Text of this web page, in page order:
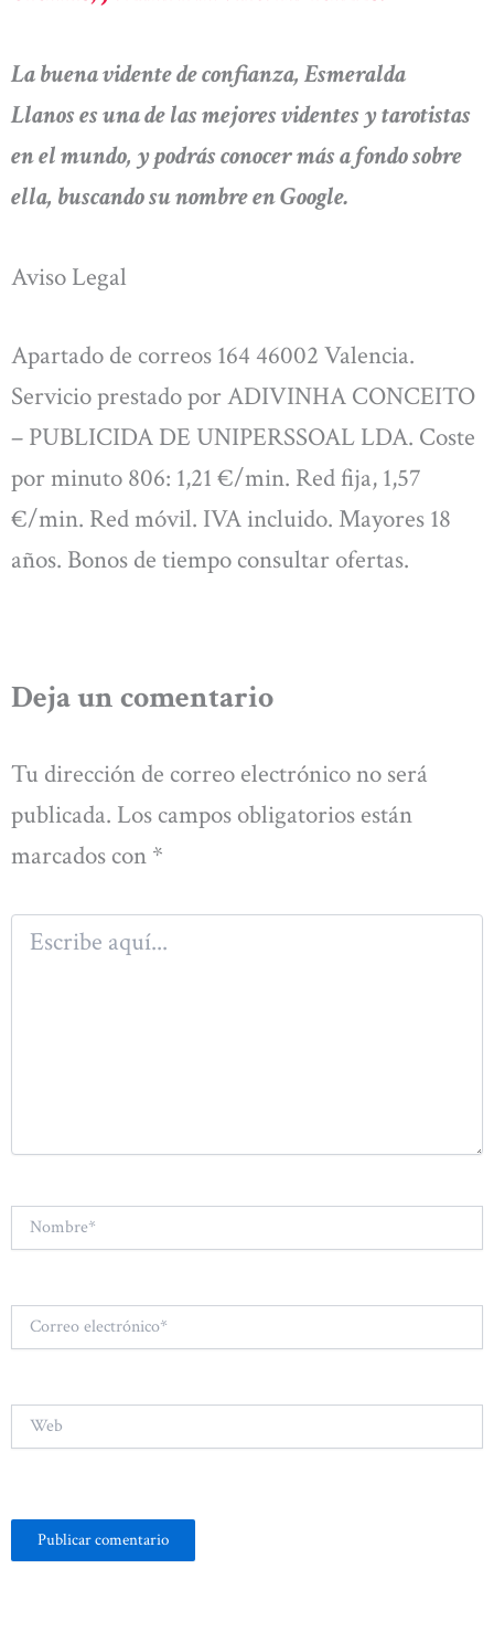
La buena vidente de confianza, Esmeralda
Llanos es una de las mejores videntes y tarotistas
en el mundo, y podrás conocer más a fondo sobre
ella, buscando su nombre en Google.
Aviso Legal
Apartado de correos 164 46002 Valencia.
Servicio prestado por ADIVINHA CONCEITO
– PUBLICIDA DE UNIPERSSOAL LDA. Coste
por minuto 806: 1,21 €/min. Red fija, 1,57
€/min. Red móvil. IVA incluido. Mayores 18
años. Bonos de tiempo consultar ofertas.
Deja un comentario
Tu dirección de correo electrónico no será
publicada. Los campos obligatorios están
marcados con *
Escribe
aquí...
Nombre*
Correo
electrónico*
Web